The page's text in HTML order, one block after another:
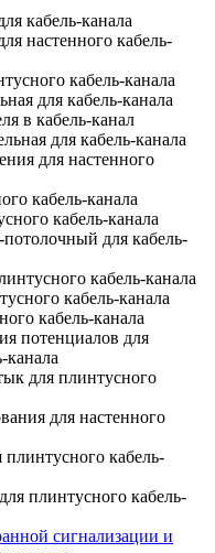
кабель-канала
настенного кабель-
кабель-канала
для кабель-канала
в кабель-канал
для кабель-канала
для настенного
кабель-канала
кабель-канала
для кабель-
кабель-канала
кабель-канала
кабель-канала
потенциалов для
канала
для плинтусного
для настенного
кабель-
плинтусного кабель-
сигнализации и